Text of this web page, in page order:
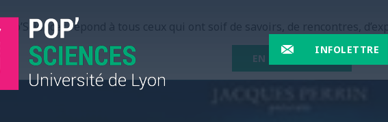
Pop’Sciences répond à tous ceux qui ont soif de savoirs, de rencontres,
EN SAVOIR PLUS
INFOLETTRE